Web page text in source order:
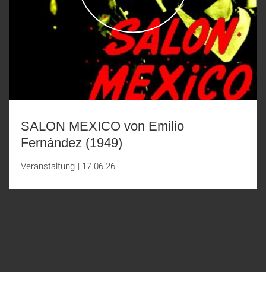
SALON MEXICO von Emilio
Fernández (1949)
Veranstaltung | 17.06.26